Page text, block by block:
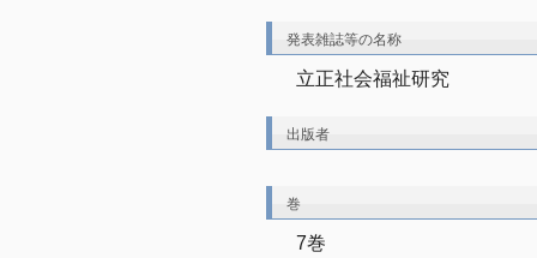
発表雑誌等の名称
立正社会福祉研究
出版者
巻
7巻